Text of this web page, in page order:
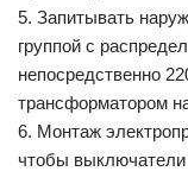
5. Запитывать
группой с
непосредственно
трансформатором
6. Монтаж
чтобы